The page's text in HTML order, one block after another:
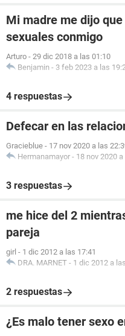
Mi madre me dijo
sexuales conmigo
Arturo - 29 dic 2018 a las 01:10
Benjamin - 3 feb 2023 a las
4 respuestas
Defecar en las
Gracieblue - 17 nov 2020 a las
Hermanamayor - 18 nov 2020
3 respuestas
me hice del 2
pareja
girl - 1 dic 2012 a las 17:41
DRA. MARNET - 1 dic 2012 a
2 respuestas
¿Es malo tener sexo